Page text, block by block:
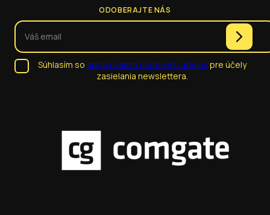
ODOBERAJTE NÁS
Súhlasím so spracúvaním osobných údajovpre účely
zasielania newslettera.